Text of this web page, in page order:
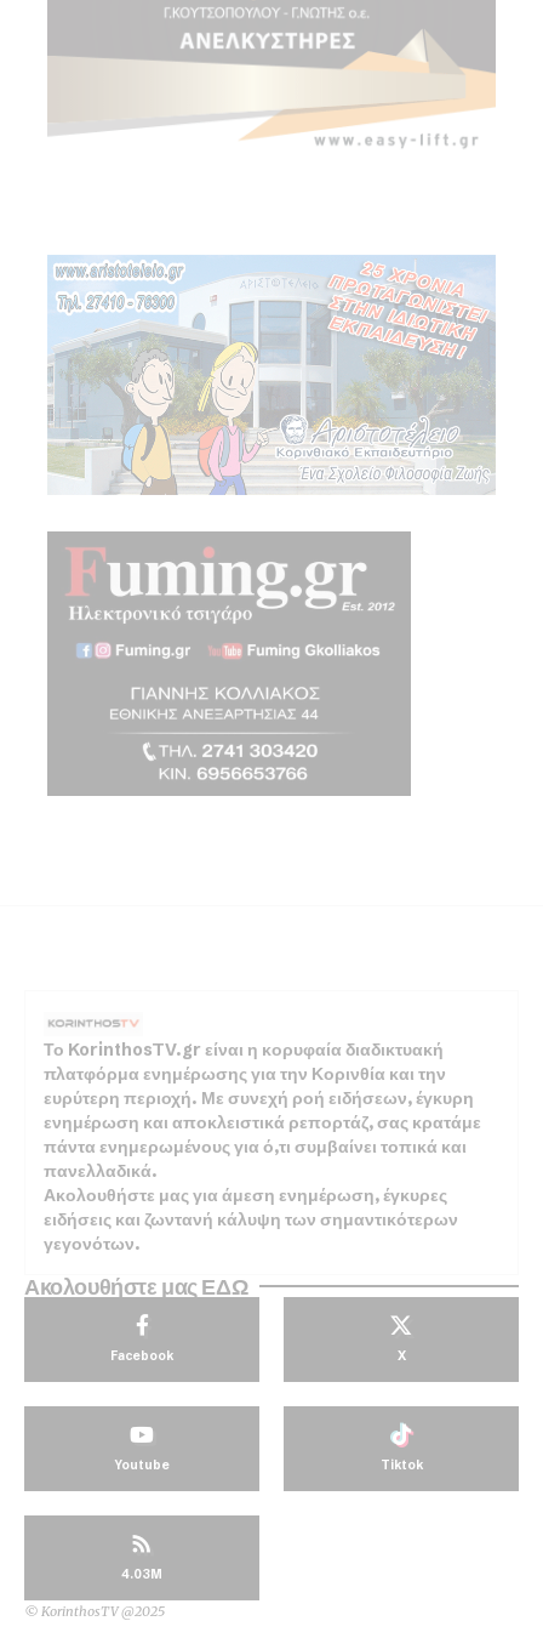
Το KorinthosTV.gr είναι η κορυφαία διαδικτυακή
πλατφόρμα ενημέρωσης για την Κορινθία και την
ευρύτερη περιοχή. Με συνεχή ροή ειδήσεων, έγκυρη
ενημέρωση και αποκλειστικά ρεπορτάζ, σας κρατάμε
πάντα ενημερωμένους για ό,τι συμβαίνει τοπικά και
πανελλαδικά.
Ακολουθήστε μας για άμεση ενημέρωση, έγκυρες
ειδήσεις και ζωντανή κάλυψη των σημαντικότερων
γεγονότων.
Ακολουθήστε μας ΕΔΩ
Facebook X
Youtube Tiktok
4.03M
© KorinthosTV @2025